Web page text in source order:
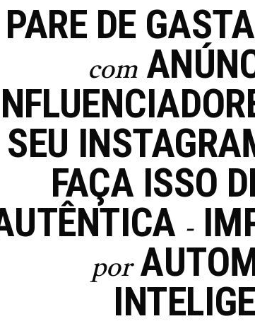
PARE DE
com
SEU
FAÇA ISSO
-
por